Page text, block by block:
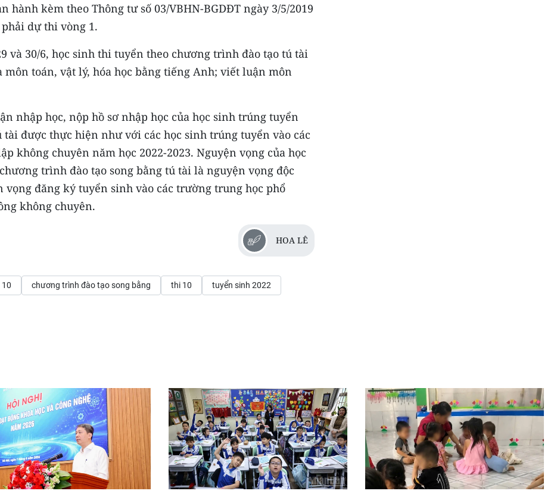
hành kèm theo Thông tư số 03/VBHN-BGDĐT ngày 3/5/2019
dự thi vòng 1.
và 30/6, học sinh thi tuyển theo chương trình đào tạo tú tài
môn toán, vật lý, hóa học bằng tiếng Anh; viết luận môn
nhập học, nộp hồ sơ nhập học của học sinh trúng tuyển
được thực hiện như với các học sinh trúng tuyển vào các
không chuyên năm học 2022-2023. Nguyện vọng của học
trình đào tạo song bằng tú tài là nguyện vọng độc
đăng ký tuyển sinh vào các trường trung học phổ
không chuyên.
HOA LÊ
10 chương trình đào tạo song bằng thi 10 tuyển sinh 2022